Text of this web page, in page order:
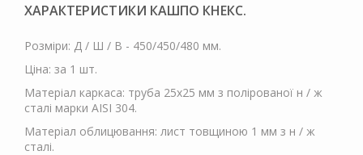
ХАРАКТЕРИСТИКИ КАШПО КНЕКС.
Розміри: Д / Ш / В - 450/450/480 мм.
Ціна: за 1 шт.
Матеріал каркаса: труба 25х25 мм з полірованої н / ж
сталі марки AISI 304.
Матеріал облицювання: лист товщиною 1 мм з н / ж
сталі.